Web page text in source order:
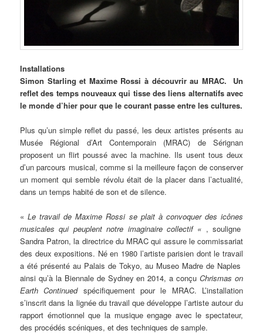
Installations
Simon Starling et Maxime Rossi à découvrir au MRAC. Un
reflet des temps nouveaux qui tisse des liens alternatifs avec
le monde d’hier pour que le courant passe entre les cultures.
Plus qu’un simple reflet du passé, les deux artistes présents au
Musée Régional d’Art Contemporain (MRAC) de Sérignan
proposent un flirt poussé avec la machine. Ils usent tous deux
d’un parcours musical, comme si la meilleure façon de conserver
un moment qui semble révolu était de la placer dans l’actualité,
dans un temps habité de son et de silence.
«Le travail de Maxime Rossi se plait à convoquer des icônes
musicales qui peuplent notre imaginaire collectif « , souligne
Sandra Patron, la directrice du MRAC qui assure le commissariat
des deux expositions. Né en 1980 l’artiste parisien dont le travail
a été présenté au Palais de Tokyo, au Museo Madre de Naples
ainsi qu’à la Biennale de Sydney en 2014, a conçuChrismas on
Earth Continuedspécifiquement pour le MRAC. L’installation
s’inscrit dans la lignée du travail que développe l’artiste autour du
rapport émotionnel que la musique engage avec le spectateur,
des procédés scéniques, et des techniques de sample.